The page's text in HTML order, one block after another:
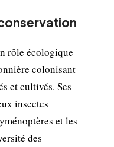
rôle écologique
colonisant
et cultivés. Ses
insectes
et les
des